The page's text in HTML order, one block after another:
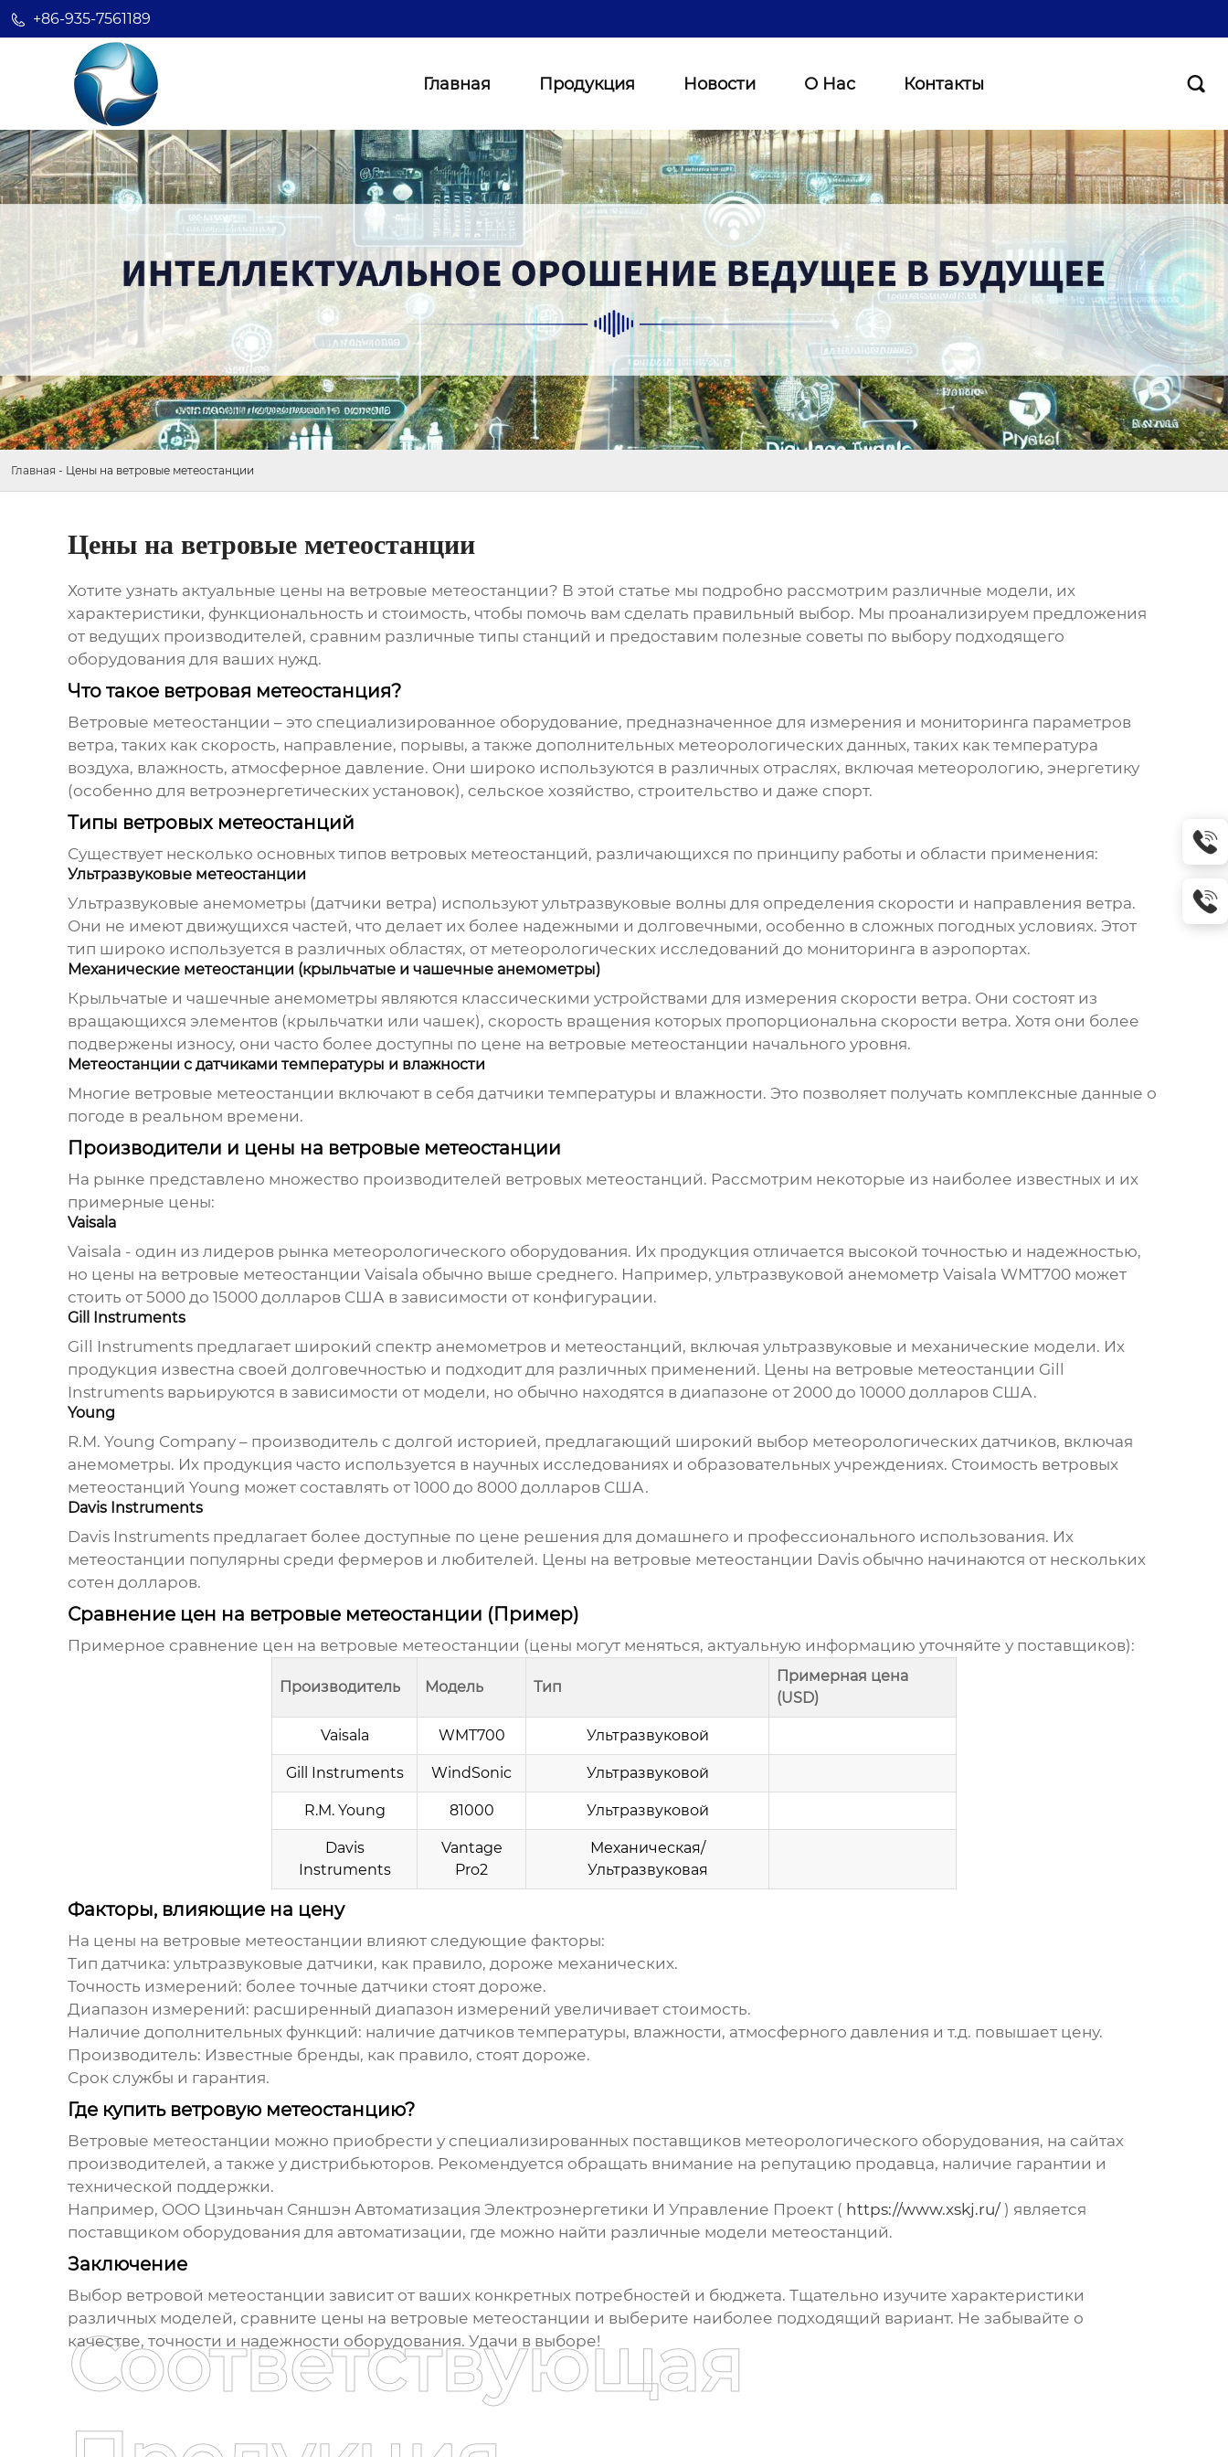
+86-935-7561189
Главная Продукция Новости О Нас Контакты 
Главная - Цены на ветровые метеостанции
Цены на ветровые метеостанции
Хотите узнать актуальные цены на ветровые метеостанции? В этой статье мы подробно рассмотрим различные модели, их
характеристики, функциональность и стоимость, чтобы помочь вам сделать правильный выбор. Мы проанализируем предложения
от ведущих производителей, сравним различные типы станций и предоставим полезные советы по выбору подходящего
оборудования для ваших нужд.
Что такое ветровая метеостанция?
Ветровые метеостанции – это специализированное оборудование, предназначенное для измерения и мониторинга параметров
ветра, таких как скорость, направление, порывы, а также дополнительных метеорологических данных, таких как температура
воздуха, влажность, атмосферное давление. Они широко используются в различных отраслях, включая метеорологию, энергетику
(особенно для ветроэнергетических установок), сельское хозяйство, строительство и даже спорт.
Типы ветровых метеостанций
Существует несколько основных типов ветровых метеостанций, различающихся по принципу работы и области применения:
Ультразвуковые метеостанции
Ультразвуковые анемометры (датчики ветра) используют ультразвуковые волны для определения скорости и направления ветра.
Они не имеют движущихся частей, что делает их более надежными и долговечными, особенно в сложных погодных условиях. Этот
тип широко используется в различных областях, от метеорологических исследований до мониторинга в аэропортах.
Механические метеостанции (крыльчатые и чашечные анемометры)
Крыльчатые и чашечные анемометры являются классическими устройствами для измерения скорости ветра. Они состоят из
вращающихся элементов (крыльчатки или чашек), скорость вращения которых пропорциональна скорости ветра. Хотя они более
подвержены износу, они часто более доступны по цене на ветровые метеостанции начального уровня.
Метеостанции с датчиками температуры и влажности
Многие ветровые метеостанции включают в себя датчики температуры и влажности. Это позволяет получать комплексные данные о
погоде в реальном времени.
Производители и цены на ветровые метеостанции
На рынке представлено множество производителей ветровых метеостанций. Рассмотрим некоторые из наиболее известных и их
примерные цены:
Vaisala
Vaisala - один из лидеров рынка метеорологического оборудования. Их продукция отличается высокой точностью и надежностью,
но цены на ветровые метеостанции Vaisala обычно выше среднего. Например, ультразвуковой анемометр Vaisala WMT700 может
стоить от 5000 до 15000 долларов США в зависимости от конфигурации.
Gill Instruments
Gill Instruments предлагает широкий спектр анемометров и метеостанций, включая ультразвуковые и механические модели. Их
продукция известна своей долговечностью и подходит для различных применений. Цены на ветровые метеостанции Gill
Instruments варьируются в зависимости от модели, но обычно находятся в диапазоне от 2000 до 10000 долларов США.
Young
R.M. Young Company – производитель с долгой историей, предлагающий широкий выбор метеорологических датчиков, включая
анемометры. Их продукция часто используется в научных исследованиях и образовательных учреждениях. Стоимость ветровых
метеостанций Young может составлять от 1000 до 8000 долларов США.
Davis Instruments
Davis Instruments предлагает более доступные по цене решения для домашнего и профессионального использования. Их
метеостанции популярны среди фермеров и любителей. Цены на ветровые метеостанции Davis обычно начинаются от нескольких
сотен долларов.
Сравнение цен на ветровые метеостанции (Пример)
Примерное сравнение цен на ветровые метеостанции (цены могут меняться, актуальную информацию уточняйте у поставщиков):
Производитель Модель Тип
Примерная цена
(USD)
Vaisala WMT700 Ультразвуковой
Gill Instruments WindSonic Ультразвуковой
R.M. Young 81000 Ультразвуковой
Davis
Instruments
Vantage
Pro2
Механическая/
Ультразвуковая
Факторы, влияющие на цену
На цены на ветровые метеостанции влияют следующие факторы:
Тип датчика: ультразвуковые датчики, как правило, дороже механических.
Точность измерений: более точные датчики стоят дороже.
Диапазон измерений: расширенный диапазон измерений увеличивает стоимость.
Наличие дополнительных функций: наличие датчиков температуры, влажности, атмосферного давления и т.д. повышает цену.
Производитель: Известные бренды, как правило, стоят дороже.
Срок службы и гарантия.
Где купить ветровую метеостанцию?
Ветровые метеостанции можно приобрести у специализированных поставщиков метеорологического оборудования, на сайтах
производителей, а также у дистрибьюторов. Рекомендуется обращать внимание на репутацию продавца, наличие гарантии и
технической поддержки.
Например, ООО Цзиньчан Сяншэн Автоматизация Электроэнергетики И Управление Проект ( https://www.xskj.ru/) является
поставщиком оборудования для автоматизации, где можно найти различные модели метеостанций.
Заключение
Выбор ветровой метеостанции зависит от ваших конкретных потребностей и бюджета. Тщательно изучите характеристики
различных моделей, сравните цены на ветровые метеостанции и выберите наиболее подходящий вариант. Не забывайте о
качестве, точности и надежности оборудования. Удачи в выборе!
Соответствующая